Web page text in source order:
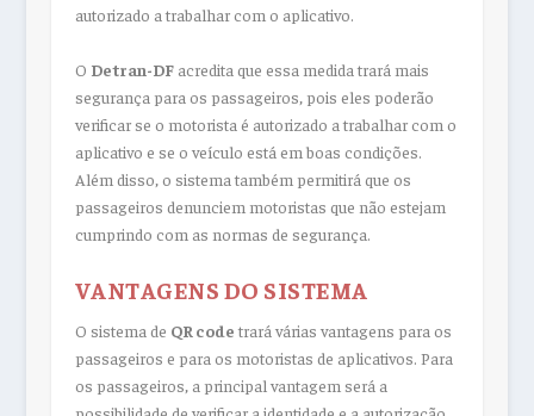
autorizado a trabalhar com o aplicativo.
O Detran-DFacredita que essa medida trará mais
segurança para os passageiros, pois eles poderão
verificar se o motorista é autorizado a trabalhar com o
aplicativo e se o veículo está em boas condições.
Além disso, o sistema também permitirá que os
passageiros denunciem motoristas que não estejam
cumprindo com as normas de segurança.
VANTAGENS DO SISTEMA
O sistema de QR codetrará várias vantagens para os
passageiros e para os motoristas de aplicativos. Para
os passageiros, a principal vantagem será a